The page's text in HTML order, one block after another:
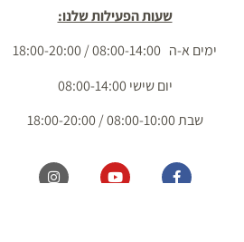
שעות הפעילות שלנו:
ימים א-ה 08:00-14:00 / 18:00-20:00
יום שישי 08:00-14:00
שבת 08:00-10:00 / 18:00-20:00